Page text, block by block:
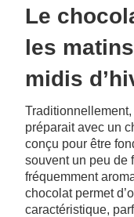
Le
les
midis
préparait avec un
conçu pour être
souvent un peu de
fréquemment
chocolat permet
caractéristique,